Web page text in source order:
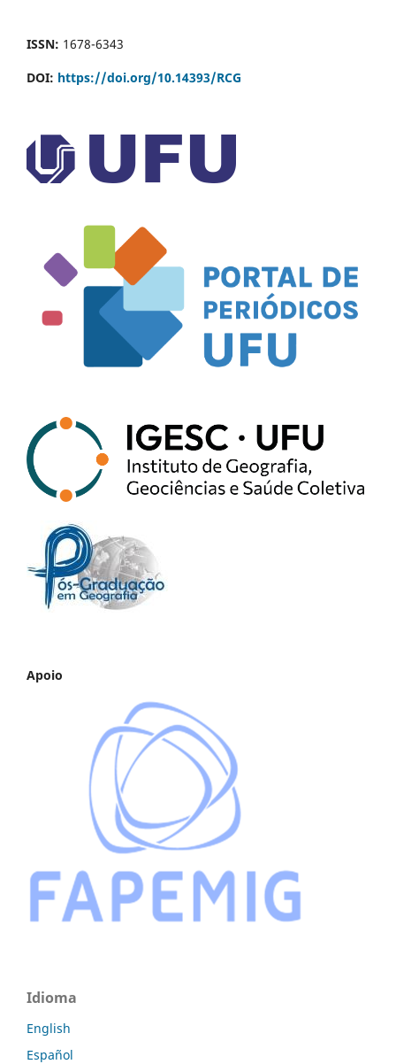
ISSN: 1678-6343
DOI: https://doi.org/10.14393/RCG
Apoio
Idioma
English
Español